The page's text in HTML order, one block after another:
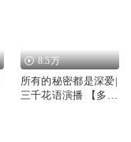
8.5万
所有的秘密都是深爱|
三千花语演播 【多